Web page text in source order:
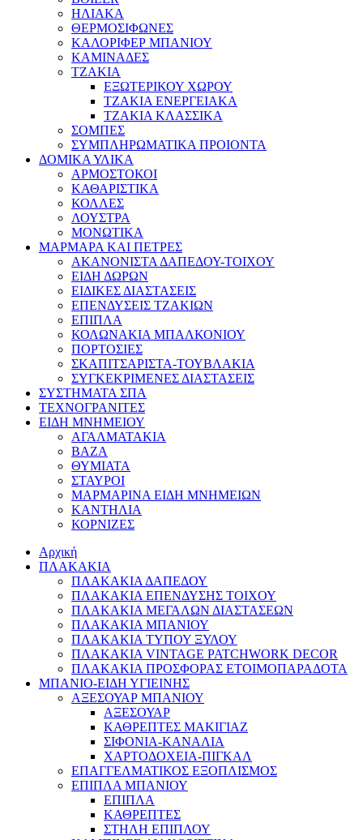
ΗΛΙΑΚΑ
ΘΕΡΜΟΣΙΦΩΝΕΣ
ΚΑΛΟΡΙΦΕΡ ΜΠΑΝΙΟΥ
ΚΑΜΙΝΑΔΕΣ
ΤΖΑΚΙΑ
ΕΞΩΤΕΡΙΚΟΥ ΧΩΡΟΥ
ΤΖΑΚΙΑ ΕΝΕΡΓΕΙΑΚΑ
ΤΖΑΚΙΑ ΚΛΑΣΣΙΚΑ
ΣΟΜΠΕΣ
ΣΥΜΠΛΗΡΩΜΑΤΙΚΑ ΠΡΟΙΟΝΤΑ
ΔΟΜΙΚΑ ΥΛΙΚΑ
ΑΡΜΟΣΤΟΚΟΙ
ΚΑΘΑΡΙΣΤΙΚΑ
ΚΟΛΛΕΣ
ΛΟΥΣΤΡΑ
ΜΟΝΩΤΙΚΑ
ΜΑΡΜΑΡΑ ΚΑΙ ΠΕΤΡΕΣ
ΑΚΑΝΟΝΙΣΤΑ ΔΑΠΕΔΟΥ-ΤΟΙΧΟΥ
ΕΙΔΗ ΔΩΡΩΝ
ΕΙΔΙΚΕΣ ΔΙΑΣΤΑΣΕΙΣ
ΕΠΕΝΔΥΣΕΙΣ ΤΖΑΚΙΩΝ
ΕΠΙΠΛΑ
ΚΟΛΩΝΑΚΙΑ ΜΠΑΛΚΟΝΙΟΥ
ΠΟΡΤΟΣΙΕΣ
ΣΚΑΠΙΤΣΑΡΙΣΤΑ-ΤΟΥΒΛΑΚΙΑ
ΣΥΓΚΕΚΡΙΜΕΝΕΣ ΔΙΑΣΤΑΣΕΙΣ
ΣΥΣΤΗΜΑΤΑ ΣΠΑ
ΤΕΧΝΟΓΡΑΝΙΤΕΣ
ΕΙΔΗ ΜΝΗΜΕΙΟΥ
ΑΓΑΛΜΑΤΑΚΙΑ
ΒΑΖΑ
ΘΥΜΙΑΤΑ
ΣΤΑΥΡΟΙ
ΜΑΡΜΑΡΙΝΑ ΕΙΔΗ ΜΝΗΜΕΙΩΝ
ΚΑΝΤΗΛΙΑ
ΚΟΡΝΙΖΕΣ
Αρχική
ΠΛΑΚΑΚΙΑ
ΠΛΑΚΑΚΙΑ ΔΑΠΕΔΟΥ
ΠΛΑΚΑΚΙΑ ΕΠΕΝΔΥΣΗΣ ΤΟΙΧΟΥ
ΠΛΑΚΑΚΙΑ ΜΕΓΑΛΩΝ ΔΙΑΣΤΑΣΕΩΝ
ΠΛΑΚΑΚΙΑ ΜΠΑΝΙΟΥ
ΠΛΑΚΑΚΙΑ ΤΥΠΟΥ ΞΥΛΟΥ
ΠΛΑΚΑΚΙΑ VINTAGE PATCHWORK DECOR
ΠΛΑΚΑΚΙΑ ΠΡΟΣΦΟΡΑΣ ΕΤΟΙΜΟΠΑΡΑΔΟΤΑ
ΜΠΑΝΙΟ-ΕΙΔΗ ΥΓΙΕΙΝΗΣ
ΑΞΕΣΟΥΑΡ ΜΠΑΝΙΟΥ
ΑΞΕΣΟΥΑΡ
ΚΑΘΡΕΠΤΕΣ ΜΑΚΙΓΙΑΖ
ΣΙΦΟΝΙΑ-ΚΑΝΑΛΙΑ
ΧΑΡΤΟΔΟΧΕΙΑ-ΠΙΓΚΑΛ
ΕΠΑΓΓΕΛΜΑΤΙΚΟΣ ΕΞΟΠΛΙΣΜΟΣ
ΕΠΙΠΛΑ ΜΠΑΝΙΟΥ
ΕΠΙΠΛΑ
ΚΑΘΡΕΠΤΕΣ
ΣΤΗΛΗ ΕΠΙΠΛΟΥ